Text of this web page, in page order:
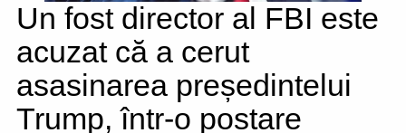
Un fost director al FBI este
acuzat că a cerut
asasinarea președintelui
Trump, într-o postare